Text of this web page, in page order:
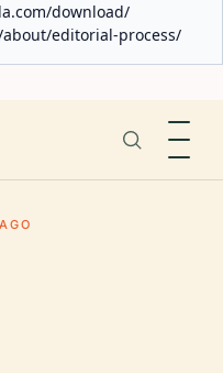
download/
editorial-process/